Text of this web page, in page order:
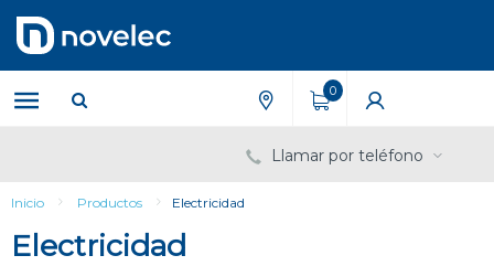
contenido
menú
de
navegación
0
Llamar por teléfono
Inicio Productos Electricidad
Electricidad